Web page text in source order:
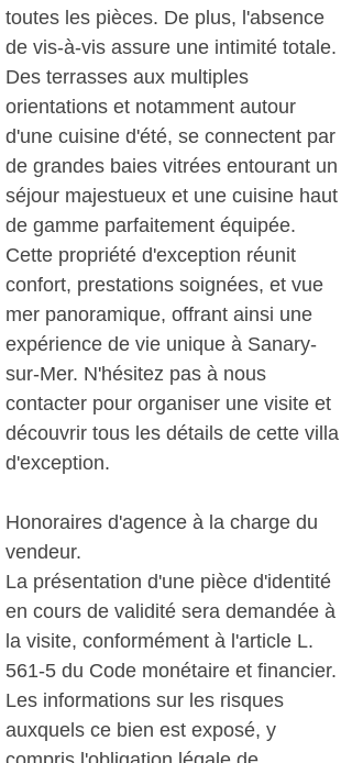
toutes les pièces. De plus, l'absence
de vis-à-vis assure une intimité totale.
Des terrasses aux multiples
orientations et notamment autour
d'une cuisine d'été, se connectent par
de grandes baies vitrées entourant un
séjour majestueux et une cuisine haut
de gamme parfaitement équipée.
Cette propriété d'exception réunit
confort, prestations soignées, et vue
mer panoramique, offrant ainsi une
expérience de vie unique à Sanary-
sur-Mer. N'hésitez pas à nous
contacter pour organiser une visite et
découvrir tous les détails de cette villa
d'exception.
Honoraires d'agence à la charge du
vendeur.
La présentation d'une pièce d'identité
en cours de validité sera demandée à
la visite, conformément à l'article L.
561-5 du Code monétaire et financier.
Les informations sur les risques
auxquels ce bien est exposé, y